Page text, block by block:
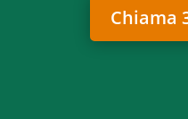
Chiama